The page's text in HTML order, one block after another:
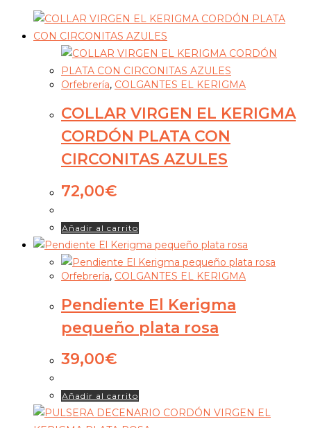
Orfebrería, COLGANTES EL KERIGMA
COLLAR VIRGEN EL KERIGMA
CORDÓN PLATA CON
CIRCONITAS AZULES
72,00€
Añadir al carrito
Orfebrería, COLGANTES EL KERIGMA
Pendiente El Kerigma
pequeño plata rosa
39,00€
Añadir al carrito